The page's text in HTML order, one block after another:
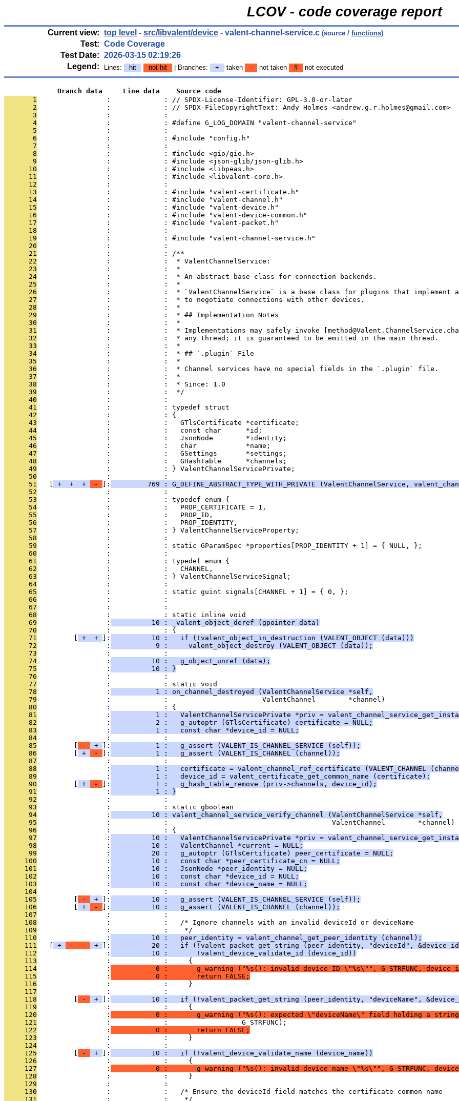
LCOV - code coverage report
Current view: top level - src/libvalent/device - valent-channel-service.c (source / functions)
Test: Code Coverage
Test Date: 2026-03-15 02:19:26
Legend:
Lines: hit not hit | Branches: + taken - not taken # not executed
             Branch data     Line data    Source code
       1
                 :             : // SPDX-License-Identifier: GPL-3.0-or-later
       2
                 :             : // SPDX-FileCopyrightText: Andy Holmes <andrew.g.r.holmes@gmail.com>
       3
                 :             :
       4
                 :             : #define G_LOG_DOMAIN "valent-channel-service"
       5
                 :             :
       6
                 :             : #include "config.h"
       7
                 :             :
       8
                 :             : #include <gio/gio.h>
       9
                 :             : #include <json-glib/json-glib.h>
      10
                 :             : #include <libpeas.h>
      11
                 :             : #include <libvalent-core.h>
      12
                 :             :
      13
                 :             : #include "valent-certificate.h"
      14
                 :             : #include "valent-channel.h"
      15
                 :             : #include "valent-device.h"
      16
                 :             : #include "valent-device-common.h"
      17
                 :             : #include "valent-packet.h"
      18
                 :             :
      19
                 :             : #include "valent-channel-service.h"
      20
                 :             :
      21
                 :             : /**
      22
                 :             :  * ValentChannelService:
      23
                 :             :  *
      24
                 :             :  * An abstract base class for connection backends.
      25
                 :             :  *
      26
:             :  * `ValentChannelService` is a base class for plugins that implement
      27
                 :             :  * to negotiate connections with other devices.
      28
                 :             :  *
      29
                 :             :  * ## Implementation Notes
      30
                 :             :  *
      31
:             :  * Implementations may safely invoke
      32
                 :             :  * any thread; it is guaranteed to be emitted in the main thread.
      33
                 :             :  *
      34
                 :             :  * ## `.plugin` File
      35
                 :             :  *
      36
                 :             :  * Channel services have no special fields in the `.plugin` file.
      37
                 :             :  *
      38
                 :             :  * Since: 1.0
      39
                 :             :  */
      40
                 :             :
      41
                 :             : typedef struct
      42
                 :             : {
      43
                 :             :   GTlsCertificate *certificate;
      44
                 :             :   const char      *id;
      45
                 :             :   JsonNode        *identity;
      46
                 :             :   char            *name;
      47
                 :             :   GSettings       *settings;
      48
                 :             :   GHashTable      *channels;
      49
                 :             : } ValentChannelServicePrivate;
      50
                 :             :
      51
+ + + - ]:
769 : G_DEFINE_ABSTRACT_TYPE_WITH_PRIVATE (ValentChannelService,
      52
                 :             :
      53
                 :             : typedef enum {
      54
                 :             :   PROP_CERTIFICATE = 1,
      55
                 :             :   PROP_ID,
      56
                 :             :   PROP_IDENTITY,
      57
                 :             : } ValentChannelServiceProperty;
      58
                 :             :
      59
                 :             : static GParamSpec *properties[PROP_IDENTITY + 1] = { NULL, };
      60
                 :             :
      61
                 :             : typedef enum {
      62
                 :             :   CHANNEL,
      63
                 :             : } ValentChannelServiceSignal;
      64
                 :             :
      65
                 :             : static guint signals[CHANNEL + 1] = { 0, };
      66
                 :             :
      67
                 :             :
      68
                 :             : static inline void
      69
                 :
          10 : _valent_object_deref (gpointer data)
      70
                 :             : {
      71
+ + ]:
          10 :   if (!valent_object_in_destruction (VALENT_OBJECT (data)))
      72
                 :
           9 :     valent_object_destroy (VALENT_OBJECT (data));
      73
                 :             :
      74
                 :
          10 :   g_object_unref (data);
      75
                 :
          10 : }
      76
                 :             :
      77
                 :             : static void
      78
                 :
           1 : on_channel_destroyed (ValentChannelService *self,
      79
                 :             :                       ValentChannel        *channel)
      80
                 :             : {
      81
                 :
1 :   ValentChannelServicePrivate *priv =
      82
                 :
           2 :   g_autoptr (GTlsCertificate) certificate = NULL;
      83
                 :
           1 :   const char *device_id = NULL;
      84
                 :             :
      85
- + ]:
           1 :   g_assert (VALENT_IS_CHANNEL_SERVICE (self));
      86
+ - ]:
           1 :   g_assert (VALENT_IS_CHANNEL (channel));
      87
                 :             :
      88
                 :
1 :   certificate = valent_channel_ref_certificate (VALENT_CHANNEL
      89
                 :
           1 :   device_id = valent_certificate_get_common_name (certificate);
      90
+ - ]:
           1 :   g_hash_table_remove (priv->channels, device_id);
      91
                 :
           1 : }
      92
                 :             :
      93
                 :             : static gboolean
      94
                 :
          10 : valent_channel_service_verify_channel (ValentChannelService *self,
      95
                 :             :                                        ValentChannel        *channel)
      96
                 :             : {
      97
                 :
10 :   ValentChannelServicePrivate *priv =
      98
                 :
          10 :   ValentChannel *current = NULL;
      99
                 :
          20 :   g_autoptr (GTlsCertificate) peer_certificate = NULL;
     100
                 :
          10 :   const char *peer_certificate_cn = NULL;
     101
                 :
          10 :   JsonNode *peer_identity = NULL;
     102
                 :
          10 :   const char *device_id = NULL;
     103
                 :
          10 :   const char *device_name = NULL;
     104
                 :             :
     105
- + ]:
          10 :   g_assert (VALENT_IS_CHANNEL_SERVICE (self));
     106
+ - ]:
          10 :   g_assert (VALENT_IS_CHANNEL (channel));
     107
                 :             :
     108
                 :             :   /* Ignore channels with an invalid deviceId or deviceName
     109
                 :             :    */
     110
                 :
          10 :   peer_identity = valent_channel_get_peer_identity (channel);
     111
+ - - + ]:
20 :   if (!valent_packet_get_string (peer_identity, "deviceId",
     112
                 :
          10 :       !valent_device_validate_id (device_id))
     113
                 :             :     {
     114
                 :
0 :       g_warning ("%s(): invalid device ID \"%s\"", G_STRFUNC,
     115
                 :
           0 :       return FALSE;
     116
                 :             :     }
     117
                 :             :
     118
- + ]:
10 :   if (!valent_packet_get_string (peer_identity, "deviceName",
     119
                 :             :     {
     120
                 :
0 :       g_warning ("%s(): expected \"deviceName\" field holding a
     121
                 :             :                  G_STRFUNC);
     122
                 :
           0 :       return FALSE;
     123
                 :             :     }
     124
                 :             :
     125
- + ]:
          10 :   if (!valent_device_validate_name (device_name))
     126
                 :             :     {
     127
                 :
0 :       g_warning ("%s(): invalid device name \"%s\"", G_STRFUNC,
     128
                 :             :     }
     129
                 :             :
     130
                 :             :   /* Ensure the deviceId field matches the certificate common name
     131
                 :             :    */